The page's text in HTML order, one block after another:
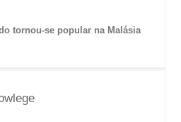
tornou-se popular na Malásia